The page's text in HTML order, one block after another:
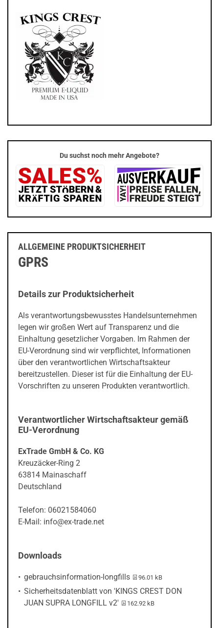
Du suchst noch mehr Angebote?
ALLGEMEINE PRODUKTSICHERHEIT
GPRS
Details zur Produktsicherheit
Als verantwortungsbewusstes Handelsunternehmen
legen wir großen Wert auf Transparenz und die
Einhaltung gesetzlicher Vorgaben. Im Rahmen der
EU-Verordnung sind wir verpflichtet, Informationen
über den verantwortlichen Wirtschaftsakteur
bereitzustellen. Dieser ist für die Einhaltung der EU-
Vorschriften zu unseren Produkten verantwortlich.
Verantwortlicher Wirtschaftsakteur gemäß
EU-Verordnung
ExTrade GmbH & Co. KG
Kreuzäcker-Ring 2
63814 Mainaschaff
Deutschland
Telefon: 06021584060
E-Mail: info@ex-trade.net
Downloads
gebrauchsinformation-longfills PDF-Datei:
96.01 kB
Sicherheitsdatenblatt von 'KINGS CREST DON
JUAN SUPRA LONGFILL v2'
PDF-Datei:
162.92 kB